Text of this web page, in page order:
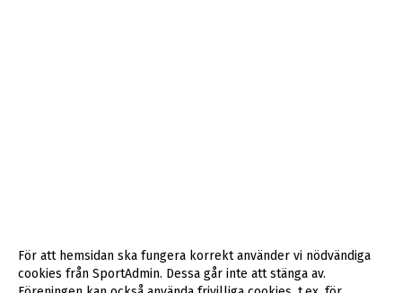
För att hemsidan ska fungera korrekt använder vi nödvändiga
cookies från SportAdmin. Dessa går inte att stänga av.